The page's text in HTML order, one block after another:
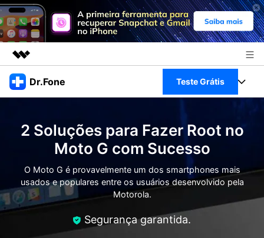
Produtos em destaque
Visão geral
Sobre nós
Sala de imprensa
Loja
Dr.Fone Teste Grátis
Veja Toolkit Completo >
Productos
Para PC
Para Celular
Guia & Suporte
Ações rápidas
2 Soluções para Fazer Root no
Moto G com Sucesso
O Moto G é provavelmente um dos smartphones mais
usados e populares entre os usuários desenvolvido pela
Motorola.
Segurança garantida.